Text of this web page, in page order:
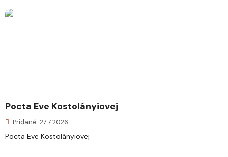
Pocta Eve Kostolányiovej
Pridané: 27.7.2026
Pocta Eve Kostolányiovej